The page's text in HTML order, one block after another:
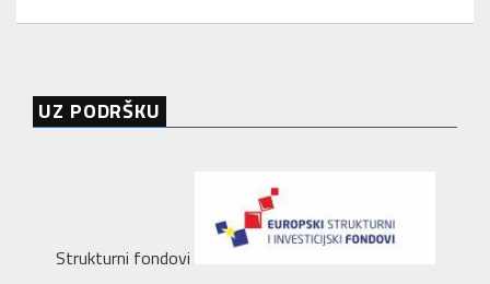
UZ PODRŠKU
Strukturni fondovi